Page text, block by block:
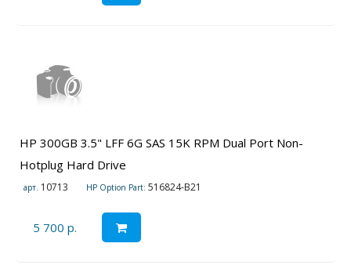
HP 300GB 3.5" LFF 6G SAS 15K RPM Dual Port Non-
Hotplug Hard Drive
арт. 10713 HP Option Part: 516824-B21
5 700 р.